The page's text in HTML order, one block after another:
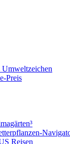
Umweltzeichen
Preis
Reisen